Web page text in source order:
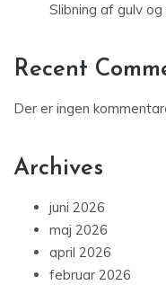
Slibning af gulv
Recent
Der er ingen
Archives
juni 2026
maj 2026
april 2026
februar 2026